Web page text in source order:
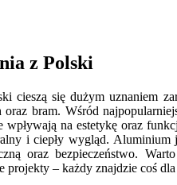
z Polski
cieszą się dużym uznaniem
oraz bram. Wśród
wpływają na estetykę oraz
i ciepły wygląd.
oraz bezpieczeństwo.
projekty – każdy znajdzie coś dla